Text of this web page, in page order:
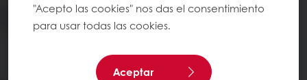
"Acepto las cookies" nos das el consentimiento
para usar todas las cookies.
Aceptar